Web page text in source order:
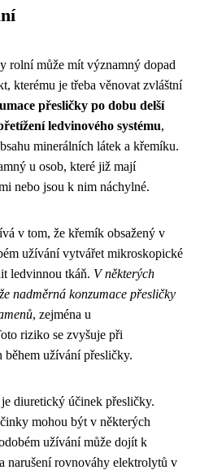
rolní může mít významný dopad
kterému je třeba věnovat zvláštní
přesličky po dobu delší
ledvinového systému,
minerálních látek a křemíku.
u osob, které již mají
nebo jsou k nim náchylné.
v tom, že křemík obsažený v
užívání vytvářet mikroskopické
ledvinnou tkáň. V některých
nadměrná konzumace přesličky
, zejména u
riziko se zvyšuje při
během užívání přesličky.
diuretický účinek přesličky.
mohou být v některých
užívání může dojít k
narušení rovnováhy elektrolytů v